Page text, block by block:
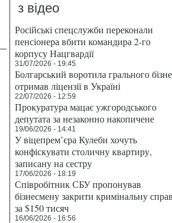
з відео
Російські спецслужби переконали
пенсіонера вбити командира 2-го
корпусу Нацгвардії
31/07/2026 - 19:45
Болгарський воротила грального
отримав ліцензії в Україні
22/07/2026 - 12:59
Прокуратура мацає ужгородського
депутата за незаконно накопичене
19/06/2026 - 14:41
У віцепрем’єра Кулеби хочуть
конфіскувати столичну квартиру,
записану на сестру
17/06/2026 - 18:19
Співробітник СБУ пропонував
бізнесмену закрити кримінальну
за $150 тисяч
16/06/2026 - 16:56